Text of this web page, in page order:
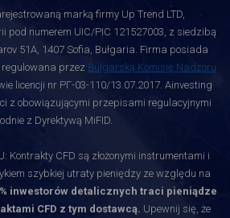
marką firmy Up Trend LTD,
pod numerem UIC/PIC 121527003, z siedzibą
51A, 1407 Sofia, Bułgaria. Firma posiada
regulowana przez Bułgarską Komisję Nadzoru
licencji nr РГ-03-110/13.07.2017. Ainvesting
z obowiązującymi przepisami regulacyjnymi
z Dyrektywą MiFID.
Kontrakty CFD są złożonymi instrumentami i
szybkiej utraty pieniędzy ze względu na
inwestorów detalicznych traci pieniądze
CFD z tym dostawcą. Upewnij się, że